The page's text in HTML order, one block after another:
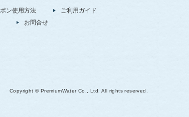
ン使用方法
ご利用ガイド
お問合せ
Copyright © PremiumWater Co., Ltd. All rights reserved.